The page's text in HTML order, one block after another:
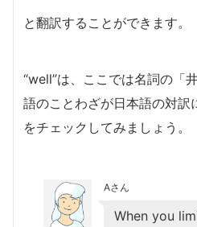
と翻訳することができます。
“well”は、ここでは名詞の「
語のことわざが日本語の対訳
をチェックしてみましょう。
Aさん
When you